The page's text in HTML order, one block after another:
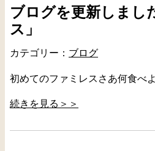
ブログを更新しまし
ス」
カテゴリー： ブログ
初めてのファミレスさあ何食べ
続きを見る＞＞